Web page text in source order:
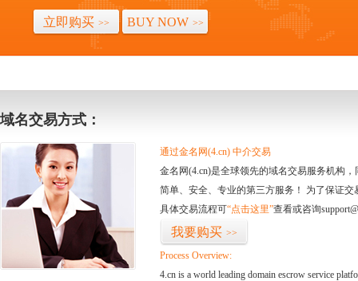
立即购买 >> BUY NOW >>
域名交易方式：
通过金名网(4.cn) 中介交易
金名网(4.cn)是全球领先的域名交易服务机构
简单、安全、专业的第三方服务！ 为了保证
具体交易流程可“点击这里”查看或咨询
我要购买 >>
Process Overview:
4.cn is a world leading domain escrow service